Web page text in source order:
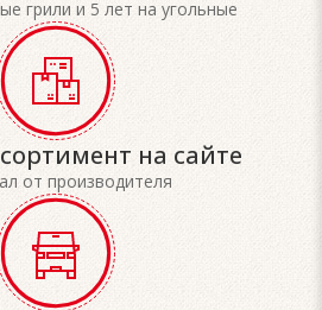
грили и 5 лет на угольные
на сайте
от производителя